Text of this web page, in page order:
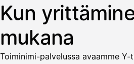
Kuvitus: käyttäjä nostaa palkan
Kun
mukana
Toiminimi-palvelussa avaamme